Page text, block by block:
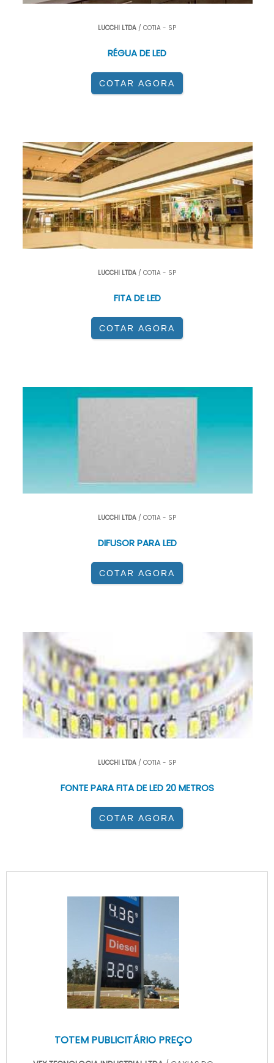
LUCCHI LTDA / COTIA - SP
RÉGUA DE LED
COTAR AGORA
LUCCHI LTDA / COTIA - SP
FITA DE LED
COTAR AGORA
LUCCHI LTDA / COTIA - SP
DIFUSOR PARA LED
COTAR AGORA
LUCCHI LTDA / COTIA - SP
FONTE PARA FITA DE LED 20 METROS
COTAR AGORA
TOTEM PUBLICITÁRIO PREÇO